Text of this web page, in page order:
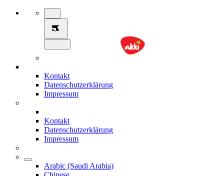
Kontakt
Datenschutzerklärung
Impressum
Kontakt
Datenschutzerklärung
Impressum
Arabic (Saudi Arabia)